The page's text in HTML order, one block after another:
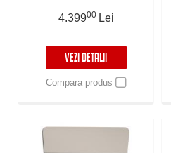
Control, Dynamic LED,
4.39900 Lei
VEZI DETALII
Compara produs